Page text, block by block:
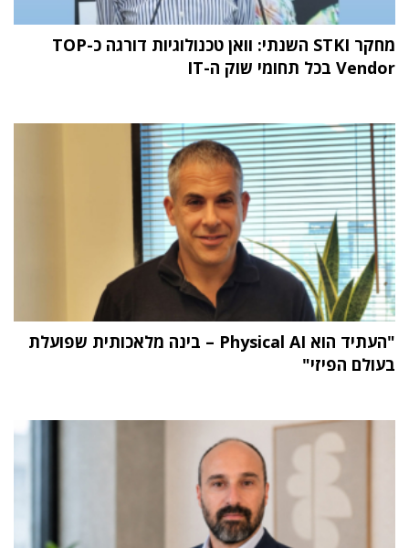
מחקר STKI השנתי: וואן טכנולוגיות דורגה כ-TOP
Vendor בכל תחומי שוק ה-IT
"העתיד הוא Physical AI – בינה מלאכותית שפועלת
בעולם הפיזי"